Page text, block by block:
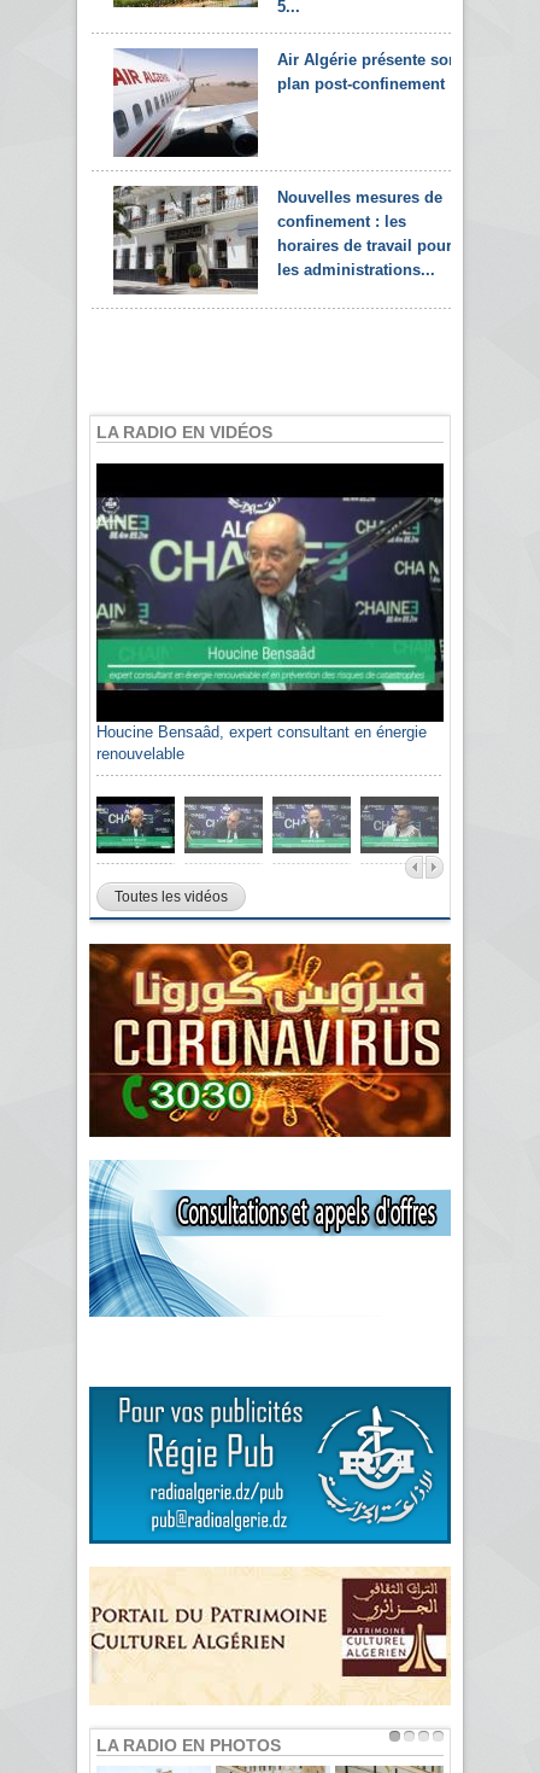
5...
Air Algérie présente son
plan post-confinement
Nouvelles mesures de
confinement : les
horaires de travail pour
les administrations...
LA RADIO EN VIDÉOS
Houcine Bensaâd, expert consultant en énergie
renouvelable
Toutes les vidéos
LA RADIO EN PHOTOS